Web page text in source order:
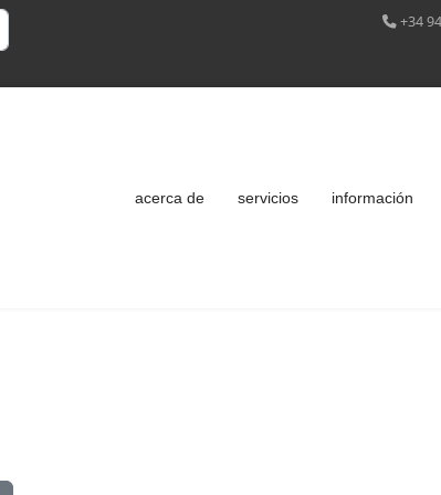
+34
acerca de servicios información